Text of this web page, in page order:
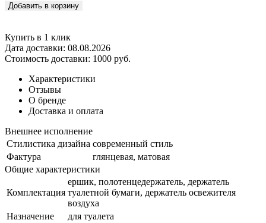
Добавить в корзину
Купить в 1 клик
Дата доставки: 08.08.2026
Стоимость доставки: 1000 руб.
Характеристики
Отзывы
О бренде
Доставка и оплата
Внешнее исполнение
Стилистика дизайна современный стиль
Фактура
глянцевая, матовая
Общие характеристики
Комплектация
ершик, полотенцедержатель, держатель
туалетной бумаги, держатель освежителя
воздуха
Назначение
для туалета